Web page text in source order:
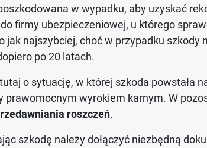
w wypadku, aby uzyskać
firmy ubezpieczeniowej, u którego
jak najszybciej, choć w przypadku szkody
po 20 latach.
o sytuację, w której szkoda powstała
prawomocnym wyrokiem karnym. W
roszczeń.
szkodę należy dołączyć niezbędną